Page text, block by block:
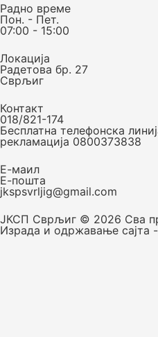
Радно време
Пон. - Пет.
07:00 - 15:00
Локација
Радетова бр. 27
Сврљиг
Контакт
018/821-174
Бесплатна телефонска
рекламација 0800373838
Е-маил
Е-пошта
jkspsvrljig@gmail.com
ЈКСП Сврљиг © 2026 Сва
Израда и одржавање сајта